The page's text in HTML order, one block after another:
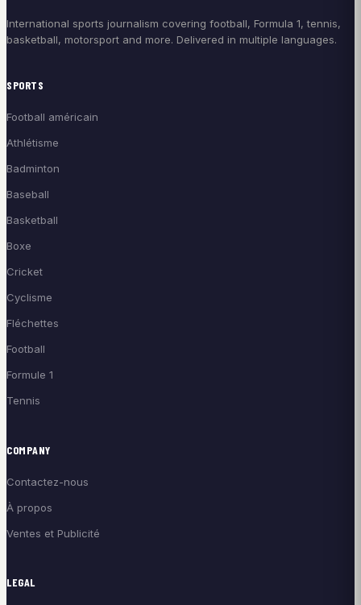
International sports journalism covering football, Formula 1, tennis,
basketball, motorsport and more. Delivered in multiple languages.
SPORTS
Football américain
Athlétisme
Badminton
Baseball
Basketball
Boxe
Cricket
Cyclisme
Fléchettes
Football
Formule 1
Tennis
COMPANY
Contactez-nous
À propos
Ventes et Publicité
LEGAL